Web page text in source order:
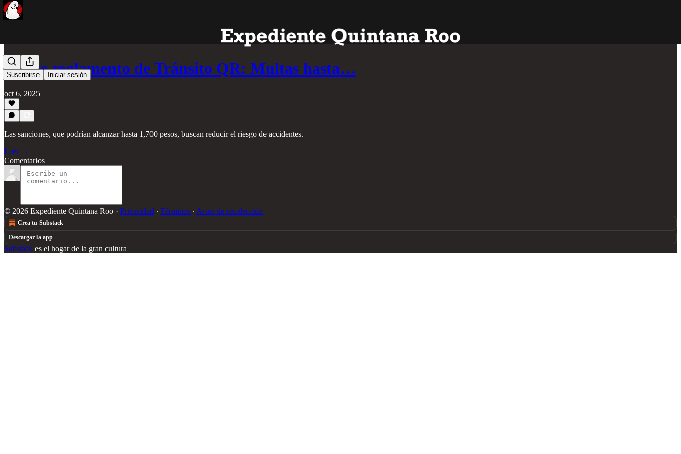
Suscribirse Iniciar sesión
Nuevo reglamento de Tránsito QR: Multas hasta…
oct 6, 2025
Las sanciones, que podrían alcanzar hasta 1,700 pesos, buscan reducir el riesgo de accidentes.
Leer →
Comentarios
© 2026 Expediente Quintana Roo · Privacidad ∙ Términos ∙ Aviso de recolección
Crea tu Substack
Descargar la app
Substack es el hogar de la gran cultura